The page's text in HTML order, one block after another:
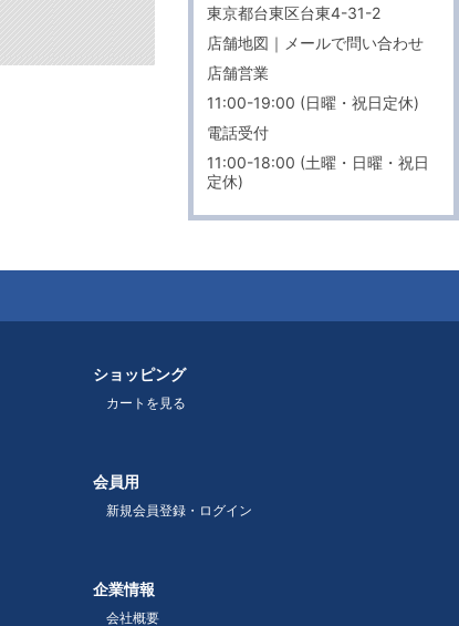
東京都台東区台東4-31-2
店舗地図 ｜ メールで問い合わせ
店舗営業
11:00-19:00 (日曜・祝日定休)
電話受付
11:00-18:00 (土曜・日曜・祝日
定休)
ショッピング
カートを見る
会員用
新規会員登録・ログイン
企業情報
会社概要